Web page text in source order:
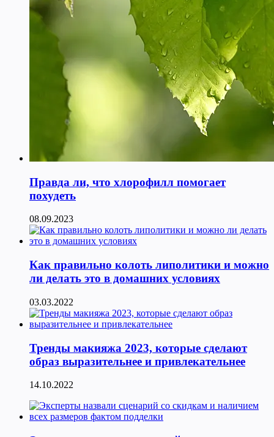
Правда ли, что хлорофилл помогает
похудеть
08.09.2023
Как правильно колоть липолитики и можно
ли делать это в домашних условиях
03.03.2022
Тренды макияжа 2023, которые сделают
образ выразительнее и привлекательнее
14.10.2022